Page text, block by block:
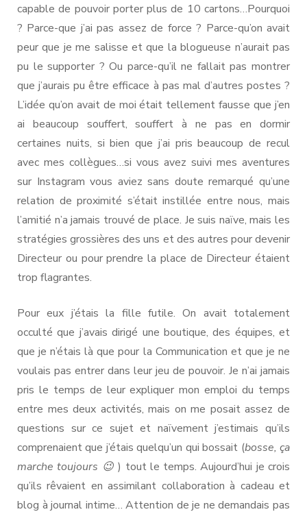
capable de pouvoir porter plus de 10 cartons…Pourquoi
? Parce-que j’ai pas assez de force ? Parce-qu’on avait
peur que je me salisse et que la blogueuse n’aurait pas
pu le supporter ? Ou parce-qu’il ne fallait pas montrer
que j’aurais pu être efficace à pas mal d’autres postes ?
L’idée qu’on avait de moi était tellement fausse que j’en
ai beaucoup souffert, souffert à ne pas en dormir
certaines nuits, si bien que j’ai pris beaucoup de recul
avec mes collègues…si vous avez suivi mes aventures
sur Instagram vous aviez sans doute remarqué qu’une
relation de proximité s’était instillée entre nous, mais
l’amitié n’a jamais trouvé de place. Je suis naïve, mais les
stratégies grossières des uns et des autres pour devenir
Directeur ou pour prendre la place de Directeur étaient
trop flagrantes.
Pour eux j’étais la fille futile. On avait totalement
occulté que j’avais dirigé une boutique, des équipes, et
que je n’étais là que pour la Communication et que je ne
voulais pas entrer dans leur jeu de pouvoir. Je n’ai jamais
pris le temps de leur expliquer mon emploi du temps
entre mes deux activités, mais on me posait assez de
questions sur ce sujet et naïvement j’estimais qu’ils
comprenaient que j’étais quelqu’un qui bossait (bosse, ça
marche toujours 😉 ) tout le temps. Aujourd’hui je crois
qu’ils rêvaient en assimilant collaboration à cadeau et
blog à journal intime… Attention de je ne demandais pas